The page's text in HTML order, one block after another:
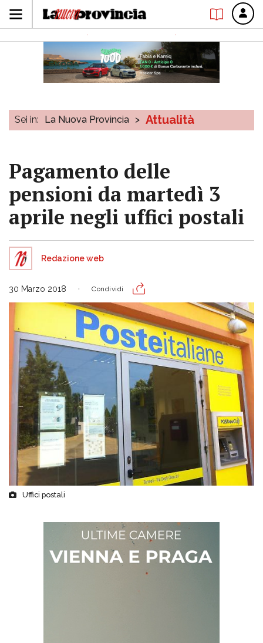
Sei in: La Nuova Provincia > Attualità
Pagamento delle
pensioni da martedì 3
aprile negli uffici postali
Redazione web
30 Marzo 2018 Condividi
Uffici postali